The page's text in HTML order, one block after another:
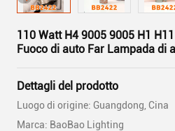
110 Watt H4 9005 9005 H1
Fuoco di auto Far Lampada di
Dettagli del prodotto
Luogo di origine: Guangdong, Cina
Marca: BaoBao Lighting